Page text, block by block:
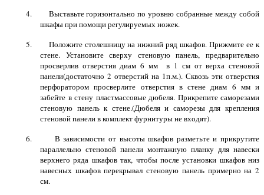
4. Выставьте горизонтально по уровню собранные между собой
шкафы при помощи регулируемых ножек.
5. Положите столешницу на нижний ряд шкафов. Прижмите ее к
стене. Установите сверху стеновую панель, предварительно
просверлив отверстия диам6 ммв 1 смот верха стеновой
панели(достаточно 2 отверстий на 1п.м.). Сквозь эти отверстия
перфоратором просверлите отверстия в стене диам 6 мми
забейте в стену пластмассовые дюбеля. Прикрепите саморезами
стеновую панель к стене.(Дюбеля и саморезы для крепления
стеновой панели в комплект фурнитуры не входят).
6. В зависимости от высоты шкафов разметьте и прикрутите
параллельно стеновой панели монтажную планку для навески
верхнего ряда шкафов так, чтобы после установки шкафов низ
навесных шкафов перекрывал стеновую панель примерно на 2
см.